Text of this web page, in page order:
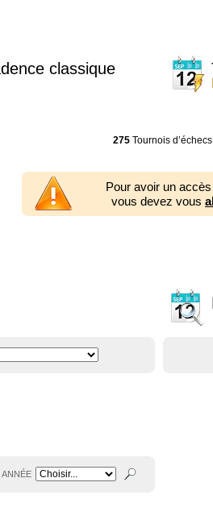
classique
275 Tournois d’échecs
Pour avoir un
vous devez vous
ANNÉE